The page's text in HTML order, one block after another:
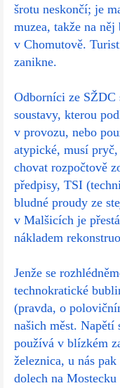
šrotu neskončí; je
muzea, takže na
v Chomutově.
zanikne.
Odborníci ze SŽDC
soustavy, kterou
v provozu, nebo
atypické, musí
chovat rozpočtově
předpisy, TSI
bludné proudy ze
v Malšicích je
nákladem
Jenže se
technokratické
(pravda, o
našich měst.
používá v blízkém
železnica, u nás
dolech na